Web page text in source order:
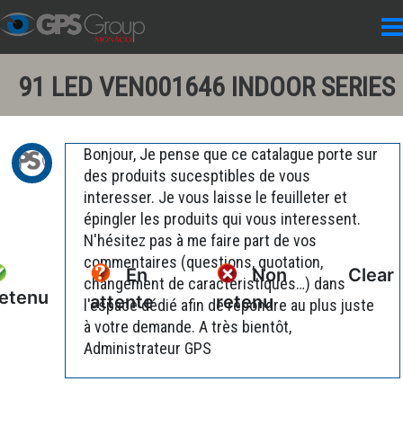
91 LED VEN001646 INDOOR SERIES
En
attente
Non
retenu
Clear
Bonjour, Je pense que ce catalague porte sur
des produits sucesptibles de vous
interesser. Je vous laisse le feuilleter et
épingler les produits qui vous interessent.
N'hésitez pas à me faire part de vos
commentaires (questions, quotation,
changement de caractéristiques…) dans
l'espace dédié afin de répondre au plus juste
à votre demande. A très bientôt,
Administrateur GPS